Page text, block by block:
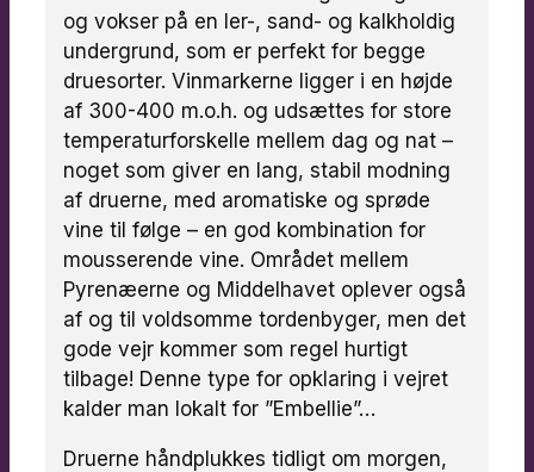
og vokser på en ler-, sand- og kalkholdig
undergrund, som er perfekt for begge
druesorter. Vinmarkerne ligger i en højde
af 300-400 m.o.h. og udsættes for store
temperaturforskelle mellem dag og nat –
noget som giver en lang, stabil modning
af druerne, med aromatiske og sprøde
vine til følge – en god kombination for
mousserende vine. Området mellem
Pyrenæerne og Middelhavet oplever også
af og til voldsomme tordenbyger, men det
gode vejr kommer som regel hurtigt
tilbage! Denne type for opklaring i vejret
kalder man lokalt for ”Embellie”…
Druerne håndplukkes tidligt om morgen,